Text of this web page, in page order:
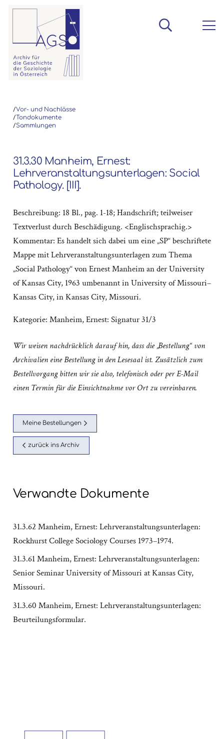
/Vor- und Nachlässe
/Tondokumente
/Sammlungen
31.3.30 Manheim, Ernest:
Lehrveranstaltungsunterlagen: Social
Pathology. [III].
Beschreibung: 18 Bl., pag. 1-18; Handschrift; teilweiser
Textverlust durch Beschädigung. <Englischsprachig.>
Kommentar: Es handelt sich dabei um eine „SP“ beschriftete
Mappe mit Lehrveranstaltungsunterlagen zum Thema
„Social Pathology“ von Ernest Manheim an der University
of Kansas City, 1963 umbenannt in University of Missouri–
Kansas City, in Kansas City, Missouri.
Kategorie: Manheim, Ernest: Signatur 31/3
Wir weisen nachdrücklich darauf hin, dass die „Bestellung“ von
Archivalien eine Bestellung in den Lesesaal ist. Zusätzlich zum
Bestellvorgang bitten wir sie also, telefonisch oder per E-Mail
einen Termin für die Einsichtnahme vor Ort zu vereinbaren.
Meine Bestellungen
zurück ins Archiv
Verwandte Dokumente
31.3.62 Manheim, Ernest: Lehrveranstaltungsunterlagen:
Rockhurst College Sociology Courses 1973–1974.
31.3.61 Manheim, Ernest: Lehrveranstaltungsunterlagen:
Senior Seminar University of Missouri at Kansas City,
Missouri.
31.3.60 Manheim, Ernest: Lehrveranstaltungsunterlagen:
Beurteilungsformular.